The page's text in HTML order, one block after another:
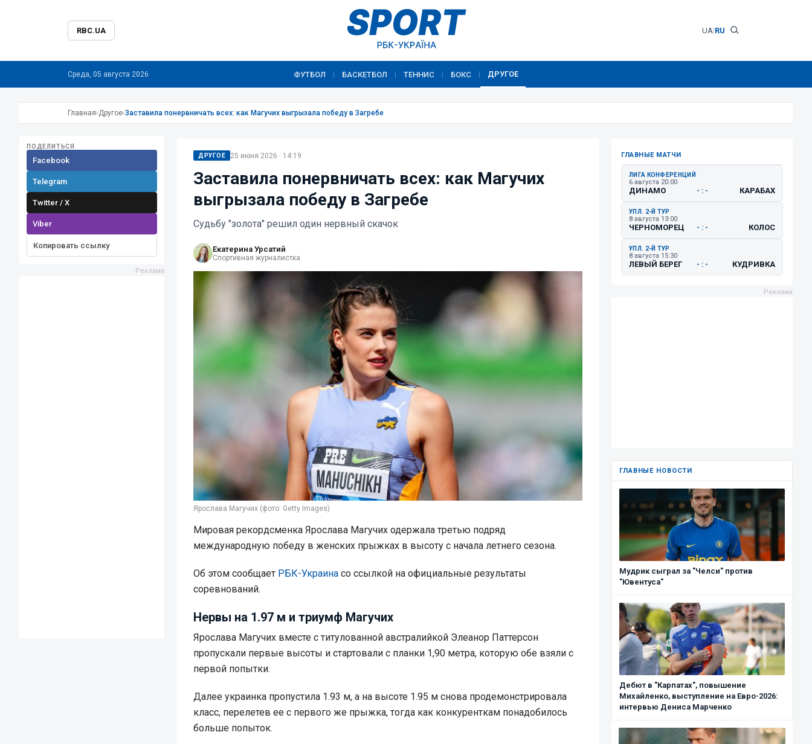
RBC.UA UA|RU
Среда, 05 августа 2026 ФУТБОЛ БАСКЕТБОЛ ТЕННИС БОКС ДРУГОЕ
Главная›Другое›Заставила понервничать всех: как Магучих выгрызала победу в Загребе
ПОДЕЛИТЬСЯ
Facebook
Telegram
Twitter / X
Viber
Копировать ссылку
ДРУГОЕ 25 июня 2026 · 14:19
Заставила понервничать всех: как Магучих
выгрызала победу в Загребе
Судьбу "золота" решил один нервный скачок
Екатерина Урсатий
Спортивная журналистка
Ярослава Магучих (фото: Getty Images)
Мировая рекордсменка Ярослава Магучих одержала третью подряд
международную победу в женских прыжках в высоту с начала летнего сезона.
Об этом сообщает РБК-Украина со ссылкой на официальные результаты
соревнований.
Нервы на 1.97 м и триумф Магучих
Ярослава Магучих вместе с титулованной австралийкой Элеанор Паттерсон
пропускали первые высоты и стартовали с планки 1,90 метра, которую обе взяли с
первой попытки.
Далее украинка пропустила 1.93 м, а на высоте 1.95 м снова продемонстрировала
класс, перелетев ее с первого же прыжка, тогда как конкуренткам понадобилось
больше попыток.
ГЛАВНЫЕ МАТЧИ
ЛИГА КОНФЕРЕНЦИЙ
6 августа 20:00
ДИНАМО - : - КАРАБАХ
УПЛ. 2-Й ТУР
8 августа 13:00
ЧЕРНОМОРЕЦ - : - КОЛОС
УПЛ. 2-Й ТУР
8 августа 15:30
ЛЕВЫЙ БЕРЕГ - : - КУДРИВКА
ГЛАВНЫЕ НОВОСТИ
Мудрик сыграл за "Челси" против
"Ювентуса"
Дебют в "Карпатах", повышение
Михайленко, выступление на Евро-2026:
интервью Дениса Марченко